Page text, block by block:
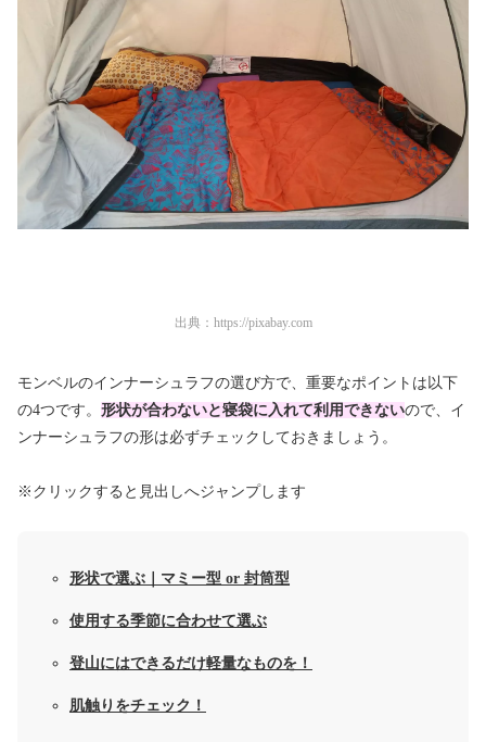
出典： https://pixabay.com
モンベルのインナーシュラフの選び方で、重要なポイントは以下
の4つです。 形状が合わないと寝袋に入れて利用できないので、イ
ンナーシュラフの形は必ずチェックしておきましょう。
※クリックすると見出しへジャンプします
形状で選ぶ｜マミー型 or 封筒型
使用する季節に合わせて選ぶ
登山にはできるだけ軽量なものを！
肌触りをチェック！